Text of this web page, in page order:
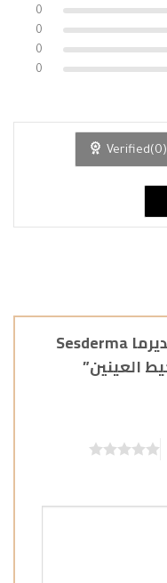
0
0
0
0
Verified(0)
كن أول من يقيم “جل سيسديرما Sesderma